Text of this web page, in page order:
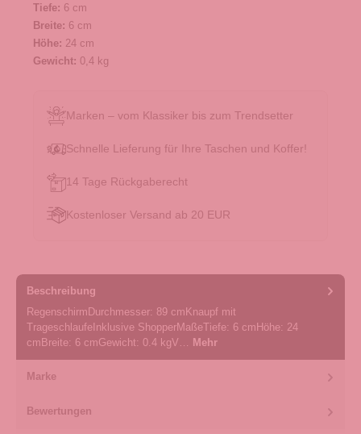
Tiefe: 6 cm
Breite: 6 cm
Höhe: 24 cm
Gewicht: 0,4 kg
Marken – vom Klassiker bis zum Trendsetter
Schnelle Lieferung für Ihre Taschen und Koffer!
14 Tage Rückgaberecht
Kostenloser Versand ab 20 EUR
Beschreibung
RegenschirmDurchmesser: 89 cmKnaupf mit
TrageschlaufeInklusive ShopperMaßeTiefe: 6 cmHöhe: 24
cmBreite: 6 cmGewicht: 0.4 kgV… Mehr
Marke
Bewertungen